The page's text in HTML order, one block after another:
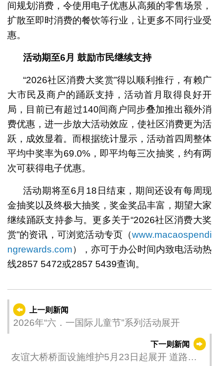
间规划消费，令使用电子优惠从高频的零售场景，
扩散至即时消费的餐饮等行业，让更多不同行业受
惠。
活动期至6月 鼓励市民继续支持
“2026社区消费大奖赏”得以顺利推行，有赖广
大市民及商户的踊跃支持，活动首月取得良好开
局，目前已有超过140间商户同步叠加推出额外消
费优惠，进一步放大活动效应，使社区消费更为活
跃，成效显着。而根据统计显示，活动首四周整体
平均中奖率为69.0%，即平均每三次抽奖，约有两
次可获得电子优惠。
活动期将至6月18日结束，期间还设有每周现
金抽奖以及终极大抽奖，奖金奖品丰富，期望大家
继续踊跃支持参与。更多关于“2026社区消费大奖
赏”的资讯，可浏览活动专页（www.macaospendi
ngrewards.com），亦可于办公时间内致电活动热
线2857 5472或2857 5439查询。
上一则新闻
2026年“六．一国际儿童节”系列活动展开
下一则新闻
友谊大桥桥面设施维护5月23日起展开 道路工